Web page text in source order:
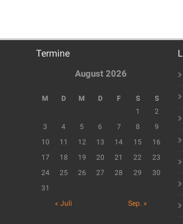
Termine
August 2026
M D M D F S
S
1
2
3
4 5 6 7 8
9
10
11 12 13 14 15
16
17
18 19 20 21 22
23
24
25 26 27 28 29
30
31
« Juli
Sep. »